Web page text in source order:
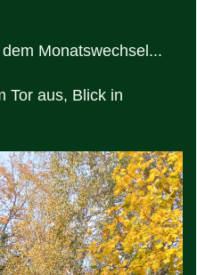
Monatswechsel...
Tor aus, Blick in